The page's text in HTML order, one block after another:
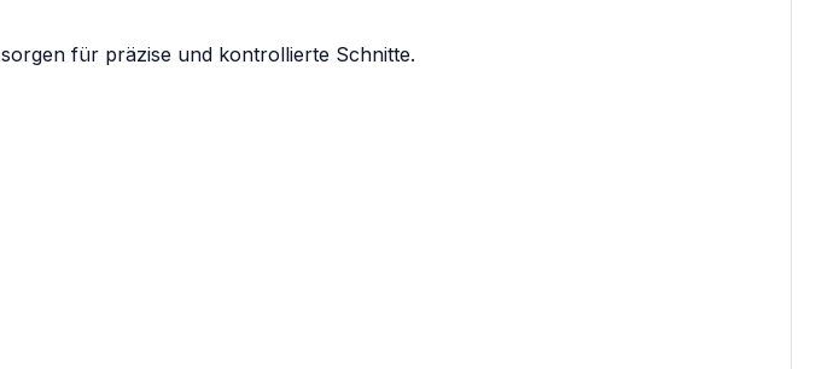
sorgen für präzise und kontrollierte Schnitte.